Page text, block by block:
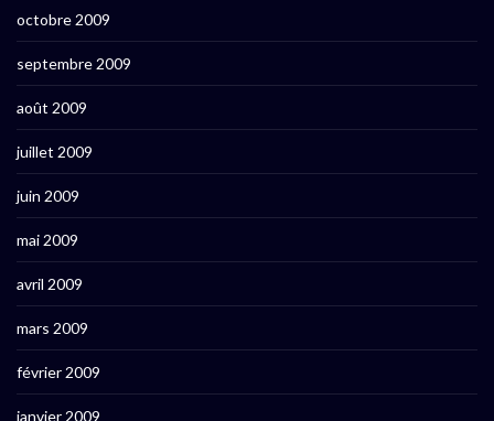
octobre 2009
septembre 2009
août 2009
juillet 2009
juin 2009
mai 2009
avril 2009
mars 2009
février 2009
janvier 2009